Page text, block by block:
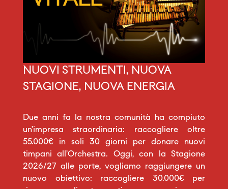
NUOVI STRUMENTI, NUOVA
STAGIONE, NUOVA ENERGIA
Due anni fa la nostra comunità ha compiuto
un’impresa straordinaria: raccogliere oltre
55.000€ in soli 30 giorni per donare nuovi
timpani all’Orchestra. Oggi, con la Stagione
2026/27 alle porte, vogliamo raggiungere un
nuovo obiettivo: raccogliere 30.000€ per